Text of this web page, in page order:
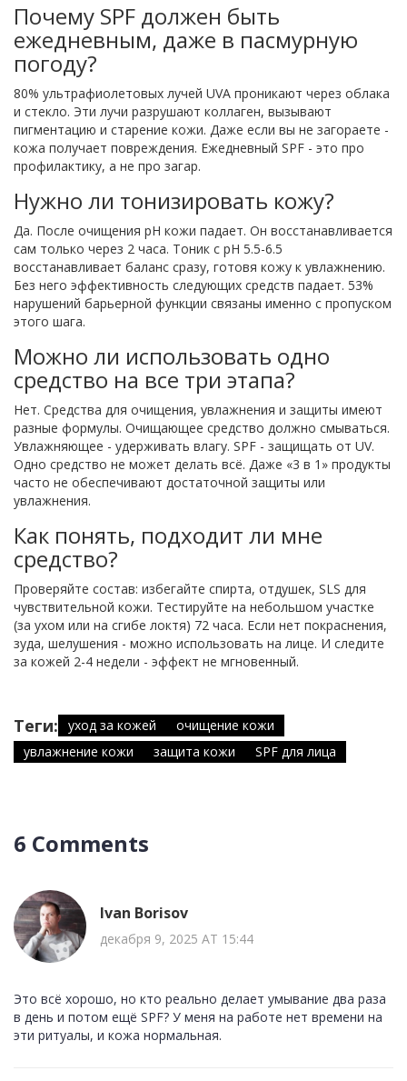
Почему SPF должен быть
ежедневным, даже в пасмурную
погоду?
80% ультрафиолетовых лучей UVA проникают через облака
и стекло. Эти лучи разрушают коллаген, вызывают
пигментацию и старение кожи. Даже если вы не загораете -
кожа получает повреждения. Ежедневный SPF - это про
профилактику, а не про загар.
Нужно ли тонизировать кожу?
Да. После очищения pH кожи падает. Он восстанавливается
сам только через 2 часа. Тоник с pH 5.5-6.5
восстанавливает баланс сразу, готовя кожу к увлажнению.
Без него эффективность следующих средств падает. 53%
нарушений барьерной функции связаны именно с пропуском
этого шага.
Можно ли использовать одно
средство на все три этапа?
Нет. Средства для очищения, увлажнения и защиты имеют
разные формулы. Очищающее средство должно смываться.
Увлажняющее - удерживать влагу. SPF - защищать от UV.
Одно средство не может делать всё. Даже «3 в 1» продукты
часто не обеспечивают достаточной защиты или
увлажнения.
Как понять, подходит ли мне
средство?
Проверяйте состав: избегайте спирта, отдушек, SLS для
чувствительной кожи. Тестируйте на небольшом участке
(за ухом или на сгибе локтя) 72 часа. Если нет покраснения,
зуда, шелушения - можно использовать на лице. И следите
за кожей 2-4 недели - эффект не мгновенный.
Теги: уход за кожей
очищение кожи
увлажнение кожи
защита кожи SPF для лица
6 Comments
Ivan Borisov
декабря 9, 2025 AT 15:44
Это всё хорошо, но кто реально делает умывание два раза
в день и потом ещё SPF? У меня на работе нет времени на
эти ритуалы, и кожа нормальная.